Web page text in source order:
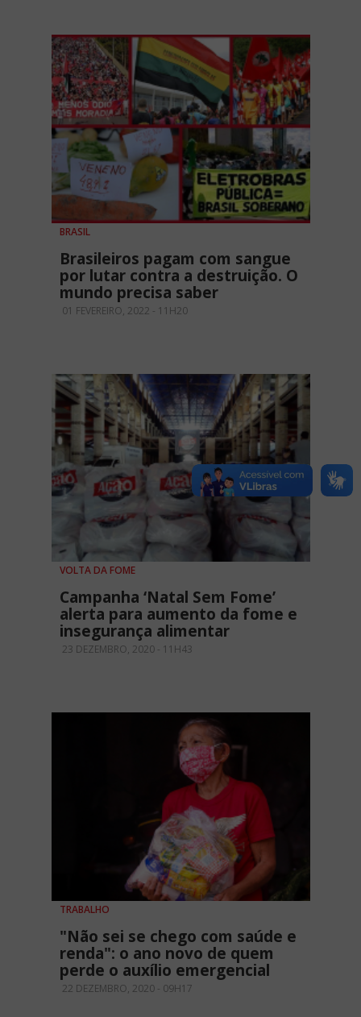
BRASIL
Brasileiros pagam com sangue
por lutar contra a destruição. O
mundo precisa saber
01 FEVEREIRO, 2022 - 11H20
VOLTA DA FOME
Campanha ‘Natal Sem Fome’
alerta para aumento da fome e
insegurança alimentar
23 DEZEMBRO, 2020 - 11H43
TRABALHO
"Não sei se chego com saúde e
renda": o ano novo de quem
perde o auxílio emergencial
22 DEZEMBRO, 2020 - 09H17